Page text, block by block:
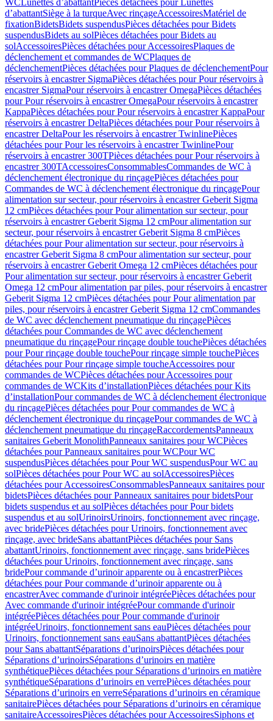
WCLunettes d’abattantPièces détachées pour Lunettes
d’abattantSiège à la turqueAvec rinçageAccessoiresMatériel de
fixationBidetsBidets suspendusPièces détachées pour Bidets
suspendusBidets au solPièces détachées pour Bidets au
solAccessoiresPièces détachées pour AccessoiresPlaques de
déclenchement et commandes de WCPlaques de
déclenchementPièces détachées pour Plaques de déclenchementPour
réservoirs à encastrer SigmaPièces détachées pour Pour réservoirs à
encastrer SigmaPour réservoirs à encastrer OmegaPièces détachées
pour Pour réservoirs à encastrer OmegaPour réservoirs à encastrer
KappaPièces détachées pour Pour réservoirs à encastrer KappaPour
réservoirs à encastrer DeltaPièces détachées pour Pour réservoirs à
encastrer DeltaPour les réservoirs à encastrer TwinlinePièces
détachées pour Pour les réservoirs à encastrer TwinlinePour
réservoirs à encastrer 300TPièces détachées pour Pour réservoirs à
encastrer 300TAccessoiresConsommablesCommandes de WC à
déclenchement électronique du rinçagePièces détachées pour
Commandes de WC à déclenchement électronique du rinçagePour
alimentation sur secteur, pour réservoirs à encastrer Geberit Sigma
12 cmPièces détachées pour Pour alimentation sur secteur, pour
réservoirs à encastrer Geberit Sigma 12 cmPour alimentation sur
secteur, pour réservoirs à encastrer Geberit Sigma 8 cmPièces
détachées pour Pour alimentation sur secteur, pour réservoirs à
encastrer Geberit Sigma 8 cmPour alimentation sur secteur, pour
réservoirs à encastrer Geberit Omega 12 cmPièces détachées pour
Pour alimentation sur secteur, pour réservoirs à encastrer Geberit
Omega 12 cmPour alimentation par piles, pour réservoirs à encastrer
Geberit Sigma 12 cmPièces détachées pour Pour alimentation par
piles, pour réservoirs à encastrer Geberit Sigma 12 cmCommandes
de WC avec déclenchement pneumatique du rinçagePièces
détachées pour Commandes de WC avec déclenchement
pneumatique du rinçagePour rinçage double touchePièces détachées
pour Pour rinçage double touchePour rinçage simple touchePièces
détachées pour Pour rinçage simple toucheAccessoires pour
commandes de WCPièces détachées pour Accessoires pour
commandes de WCKits d’installationPièces détachées pour Kits
d’installationPour commandes de WC à déclenchement électronique
du rinçagePièces détachées pour Pour commandes de WC à
déclenchement électronique du rinçagePour commandes de WC à
déclenchement pneumatique du rinçageRaccordementsPanneaux
sanitaires Geberit MonolithPanneaux sanitaires pour WCPièces
détachées pour Panneaux sanitaires pour WCPour WC
suspendusPièces détachées pour Pour WC suspendusPour WC au
solPièces détachées pour Pour WC au solAccessoiresPièces
détachées pour AccessoiresConsommablesPanneaux sanitaires pour
bidetsPièces détachées pour Panneaux sanitaires pour bidetsPour
bidets suspendus et au solPièces détachées pour Pour bidets
suspendus et au solUrinoirsUrinoirs, fonctionnement avec rinçage,
avec bridePièces détachées pour Urinoirs, fonctionnement avec
rinçage, avec brideSans abattantPièces détachées pour Sans
abattantUrinoirs, fonctionnement avec rinçage, sans bridePièces
détachées pour Urinoirs, fonctionnement avec rinçage, sans
bridePour commande d’urinoir apparente ou à encastrerPièces
détachées pour Pour commande d’urinoir apparente ou à
encastrerAvec commande d'urinoir intégréePièces détachées pour
Avec commande d'urinoir intégréePour commande d'urinoir
intégréePièces détachées pour Pour commande d'urinoir
intégréeUrinoirs, fonctionnement sans eauPièces détachées pour
Urinoirs, fonctionnement sans eauSans abattantPièces détachées
pour Sans abattantSéparations d’urinoirsPièces détachées pour
Séparations d’urinoirsSéparations d’urinoirs en matière
synthétiquePièces détachées pour Séparations d’urinoirs en matière
synthétiqueSéparations d’urinoirs en verrePièces détachées pour
Séparations d’urinoirs en verreSéparations d’urinoirs en céramique
sanitairePièces détachées pour Séparations d’urinoirs en céramique
sanitaireAccessoiresPièces détachées pour AccessoiresSiphons et